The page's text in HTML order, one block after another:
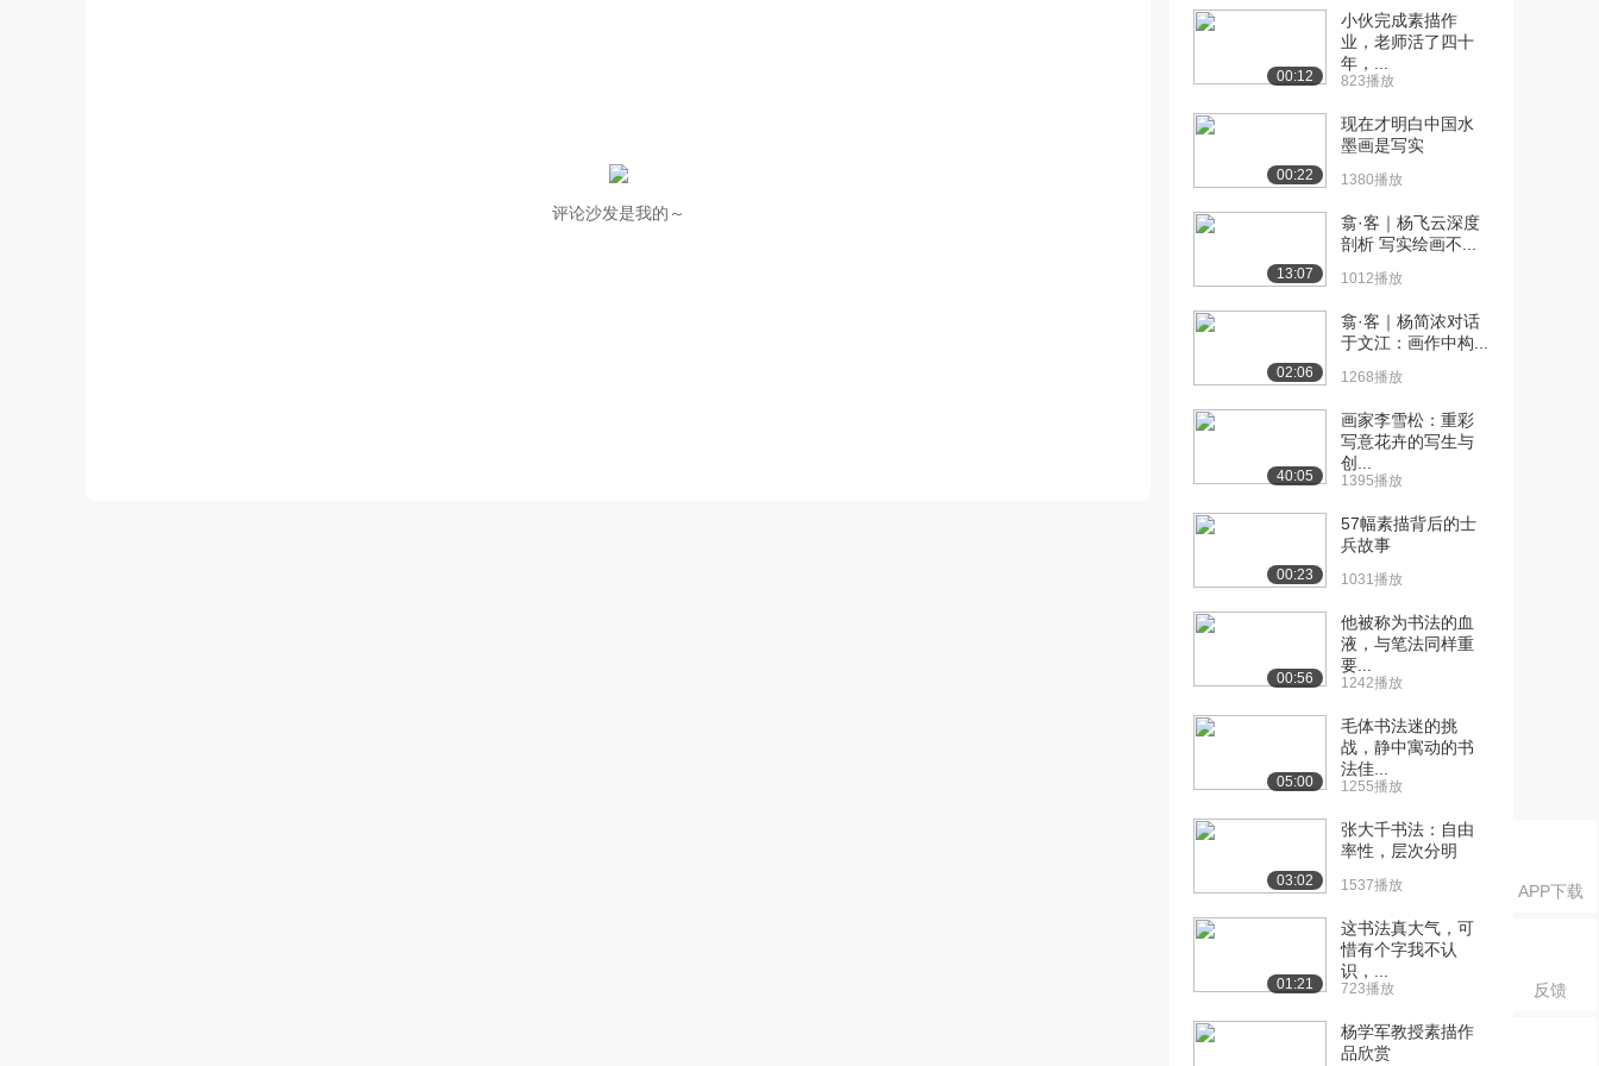
APP下载
反馈
评论沙发是我的～
1.7万播放
[11] 素描的实践——头像
素描（中）
15:49
[12] 素描的实践——头像
素描（下）
[13] 半身像与全身像
19:38
[14] 半身像与全身像
3929播放
19:39
[15] 半身像与全身像
3597播放
19:30
[16] 人体素描（上） 16:23
4615播放
[18] 人体素描（下）
00:12
小伙完成素描作
业，老师活了四十
年，...
823播放
00:22
现在才明白中国水
墨画是写实
1380播放
13:07
翕·客｜杨飞云深度
剖析 写实绘画不...
1012播放
02:06
翕·客｜杨简浓对话
于文江：画作中构...
1268播放
40:05
画家李雪松：重彩
写意花卉的写生与
创...
1395播放
00:23
57幅素描背后的士
兵故事
1031播放
00:56
他被称为书法的血
液，与笔法同样重
要...
1242播放
05:00
毛体书法迷的挑
战，静中寓动的书
法佳...
1255播放
03:02
张大千书法：自由
率性，层次分明
1537播放
01:21
这书法真大气，可
惜有个字我不认
识，...
723播放
杨学军教授素描作
品欣赏